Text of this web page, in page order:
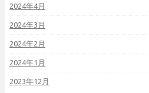
2024年4月
2024年3月
2024年2月
2024年1月
2023年12月